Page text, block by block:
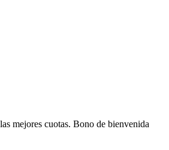
mejores cuotas. Bono de bienvenida